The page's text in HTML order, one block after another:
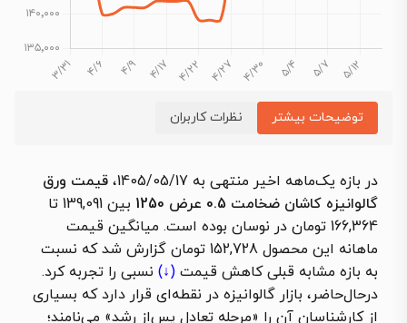
توضیحات بیشتر نظرات کاربران
در بازه یک‌ماهه اخیر منتهی به 1405/05/17،
قیمت ورق
گالوانیزه کاشان ضخامت 0.5 عرض 1250
بین 139,091 تا
166,364 تومان در نوسان بوده است. میانگین قیمت
ماهانه این محصول 152,728 تومان گزارش شد که نسبت
به بازه مشابه قبلیکاهش قیمت (↓) نسبی را تجربه کرد.
درحال‌حاضر، بازار گالوانیزه در نقطه‌ای قرار دارد که بسیاری
از کارشناسان آن را «مرحله تعادل پس‌از رشد» می‌نامند؛